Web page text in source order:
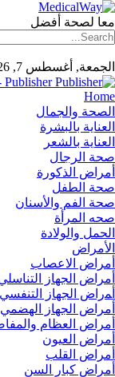
معا لصحة أفضل
الجمعة, أغسطس 7, 2026
Publisher - معا لصحة أفضل
Home
الصحة والجمال
العناية بالبشرة
العناية بالشعر
صحة الرجال
أمراض الذكورة
صحة الطفل
صحة الفم والأسنان
صحه المرأة
الحمل والولادة
الأمراض
أمراض الاعصاب
أمراض الجهاز
أﻤراض اﻟﺠﻬﺎز اﻟﺘﻨﻔﺴﻲ
أمراض الجهاز الهضمي
أمراض العظام
أمراض العيون
أمراض القلب
أمراض كبار السن